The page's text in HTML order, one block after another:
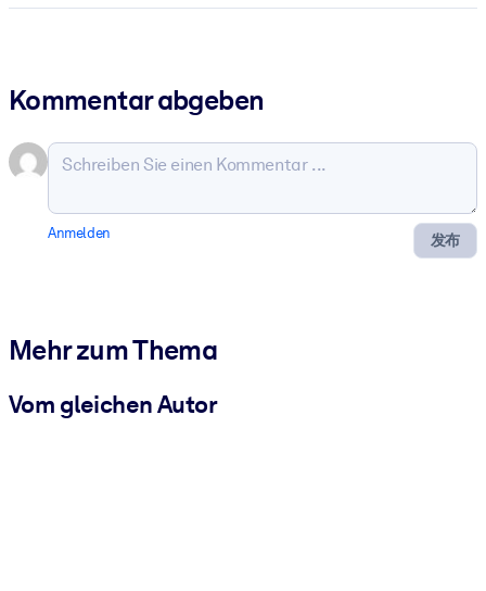
Kommentar abgeben
发布
Anmelden
Mehr zum Thema
Vom gleichen Autor